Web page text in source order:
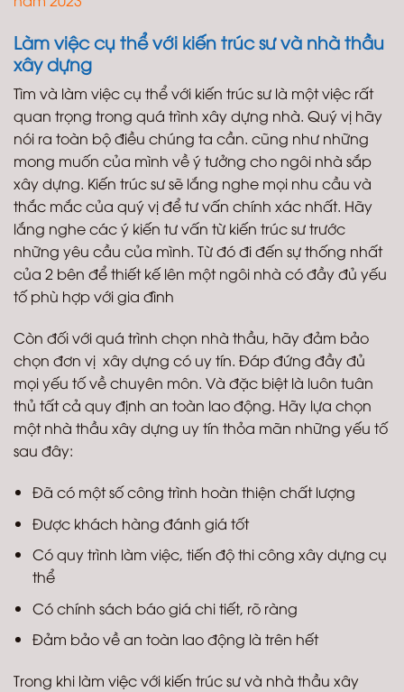
Làm việc cụ thể với kiến trúc sư và nhà thầu
xây dựng
Tìm và làm việc cụ thể với kiến trúc sư là một việc rất
quan trọng trong quá trình xây dựng nhà. Quý vị hãy
nói ra toàn bộ điều chúng ta cần. cũng như những
mong muốn của mình về ý tưởng cho ngôi nhà sắp
xây dựng. Kiến trúc sư sẽ lắng nghe mọi nhu cầu và
thắc mắc của quý vị để tư vấn chính xác nhất. Hãy
lắng nghe các ý kiến tư vấn từ kiến trúc sư trước
những yêu cầu của mình. Từ đó đi đến sự thống nhất
của 2 bên để thiết kế lên một ngôi nhà có đầy đủ yếu
tố phù hợp với gia đình
Còn đối với quá trình chọn nhà thầu, hãy đảm bảo
chọn đơn vị xây dựng có uy tín. Đáp đứng đầy đủ
mọi yếu tố về chuyên môn. Và đặc biệt là luôn tuân
thủ tất cả quy định an toàn lao động. Hãy lựa chọn
một nhà thầu xây dựng uy tín thỏa mãn những yếu tố
sau đây:
Đã có một số công trình hoàn thiện chất lượng
Được khách hàng đánh giá tốt
Có quy trình làm việc, tiến độ thi công xây dựng cụ
thể
Có chính sách báo giá chi tiết, rõ ràng
Đảm bảo về an toàn lao động là trên hết
Trong khi làm việc với kiến trúc sư và nhà thầu xây